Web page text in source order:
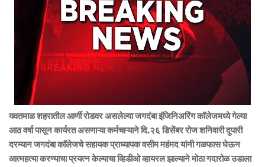
यवतमाळ शहरातील आर्णी रोडवर असलेल्या जगदंबा इंजिनिअरिंग कॉलेजमध्ये गेल्या
आठ वर्षा पासून कार्यरत असणाऱ्या कर्मचाऱ्याने दि.२६ डिसेंबर रोज शनिवारी दुपारी
दरम्यान जगदंबा काॅलेजचे सहायक प्राध्यापकवसीम महंमद यांनी गळफास घेऊन
आत्महत्या करण्याचा प्रयत्न केल्याचा व्हिडीओ व्हायरल झाल्याने मोठा गदारोळ उडाला